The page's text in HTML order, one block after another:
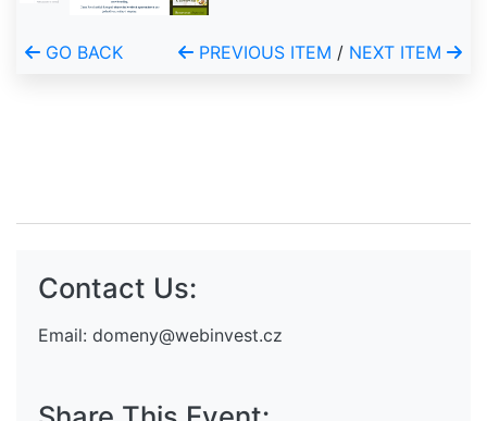
GO BACK PREVIOUS ITEM / NEXT ITEM
Contact Us:
Email: domeny@webinvest.cz